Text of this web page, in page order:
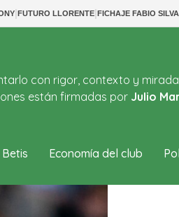
|FUTURO LLORENTE|FICHAJE FABIO SILVA
con rigor, contexto y
están firmadas por Julio
Economía del club